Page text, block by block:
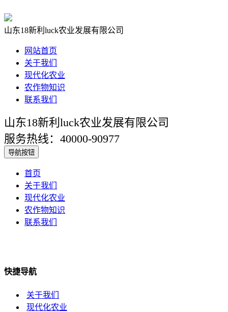
山东18新利luck农业发展有限公司
网站首页
关于我们
现代化农业
农作物知识
联系我们
山东18新利luck农业发展有限公司
服务热线：40000-90977
导航按钮
首页
关于我们
现代化农业
农作物知识
联系我们
快捷导航
关于我们
现代化农业